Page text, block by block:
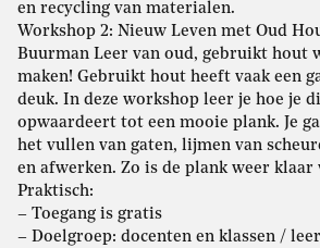
en recycling van materialen.
Workshop 2: Nieuw Leven met Oud
Buurman Leer van oud, gebruikt hout
maken! Gebruikt hout heeft vaak een
deuk. In deze workshop leer je hoe je
opwaardeert tot een mooie plank. Je
het vullen van gaten, lijmen van
en afwerken. Zo is de plank weer klaar
Praktisch:
– Toegang is gratis
– Doelgroep: docenten en klassen /